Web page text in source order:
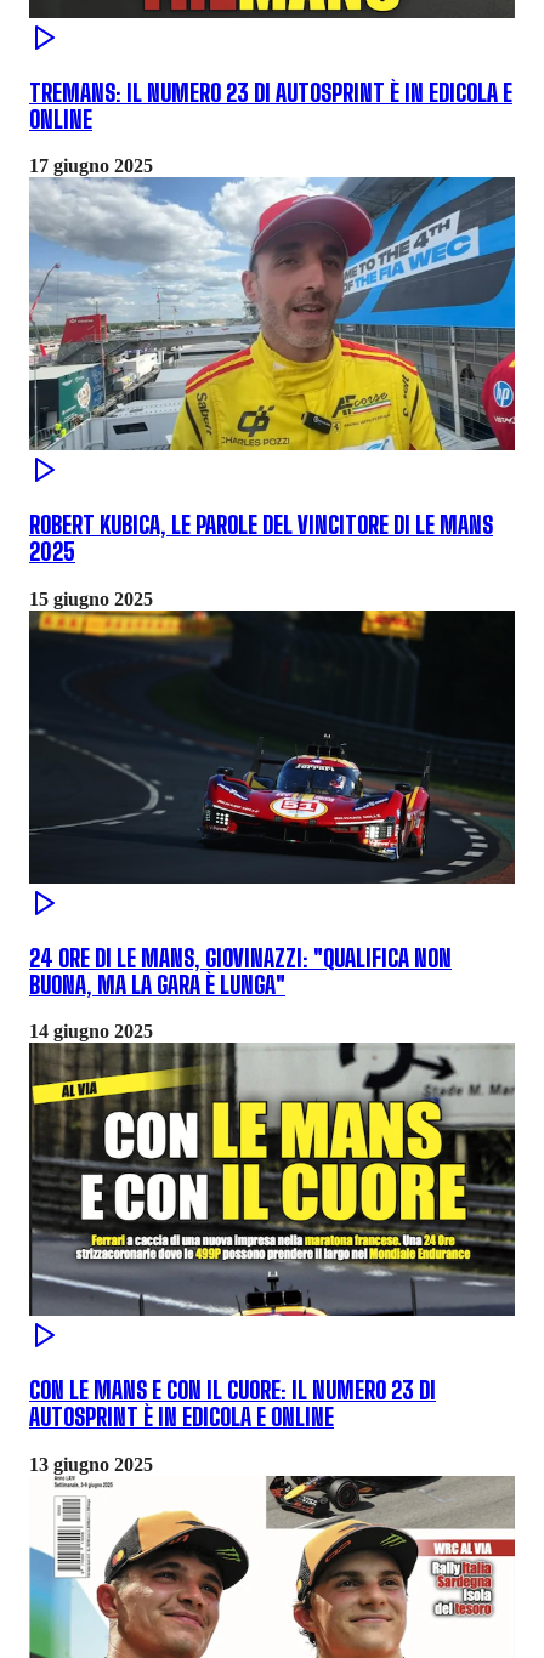
TREMANS: IL NUMERO 23 DI AUTOSPRINT È IN EDICOLA E
ONLINE
17 giugno 2025
ROBERT KUBICA, LE PAROLE DEL VINCITORE DI LE MANS
2025
15 giugno 2025
24 ORE DI LE MANS, GIOVINAZZI: "QUALIFICA NON
BUONA, MA LA GARA È LUNGA"
14 giugno 2025
CON LE MANS E CON IL CUORE: IL NUMERO 23 DI
AUTOSPRINT È IN EDICOLA E ONLINE
13 giugno 2025